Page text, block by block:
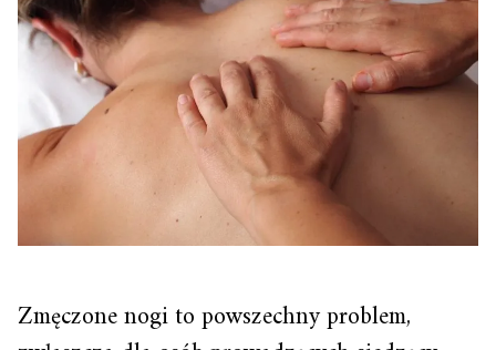
Zmęczone nogi to powszechny problem,